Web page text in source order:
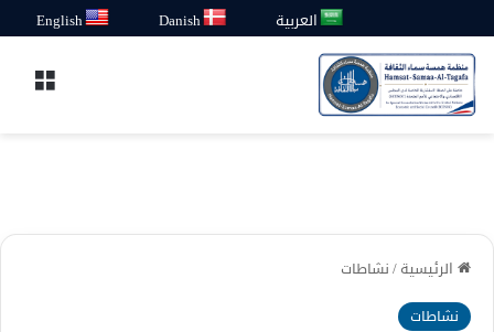
العربية Danish
English
الرئيسية/نشاطات
نشاطات